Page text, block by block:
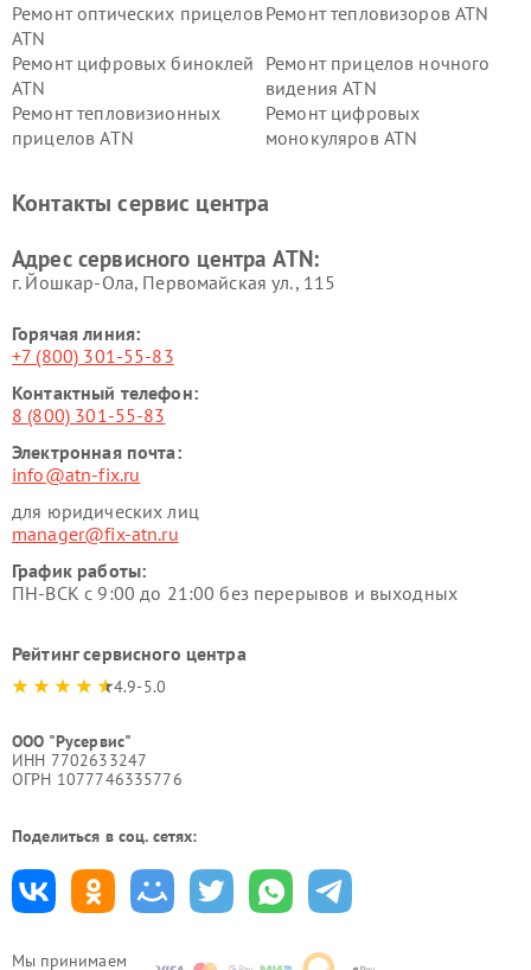
Мы принимаем
Ремонт оптических прицелов
ATN
Ремонт тепловизоров ATN
Ремонт цифровых биноклей
ATN
Ремонт прицелов ночного
видения ATN
Ремонт тепловизионных
прицелов ATN
Ремонт цифровых
монокуляров ATN
Контакты сервис центра
Адрес сервисного центра ATN:
г. Йошкар-Ола, Первомайская ул., 115
Горячая линия:
+7 (800) 301-55-83
Контактный телефон:
8 (800) 301-55-83
Электронная почта:
info@atn-fix.ru
для юридических лиц
manager@fix-atn.ru
График работы:
ПН-ВСК с 9:00 до 21:00 без перерывов и выходных
Рейтинг сервисного центра
4.9-5.0
ООО "Русервис"
ИНН 7702633247
ОГРН 1077746335776
Поделиться в соц. сетях: